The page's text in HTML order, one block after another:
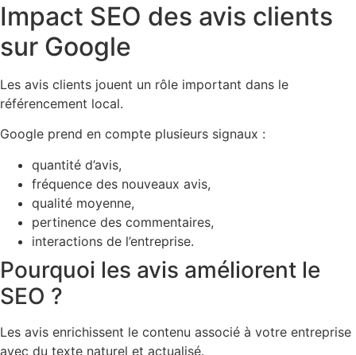
Impact SEO des avis clients
sur Google
Les avis clients jouent un rôle important dans le
référencement local.
Google prend en compte plusieurs signaux :
quantité d’avis,
fréquence des nouveaux avis,
qualité moyenne,
pertinence des commentaires,
interactions de l’entreprise.
Pourquoi les avis améliorent le
SEO ?
Les avis enrichissent le contenu associé à votre entreprise
avec du texte naturel et actualisé.